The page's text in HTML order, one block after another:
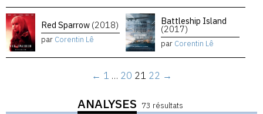
Red Sparrow (2018)
par Corentin Lê
Battleship Island
(2017)
par Corentin Lê
← 1 … 20 21 22 →
ANALYSES 73 résultats